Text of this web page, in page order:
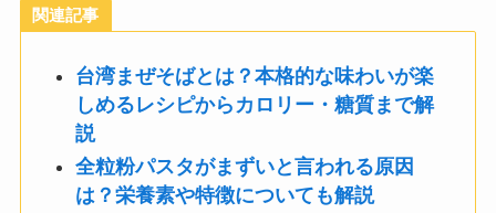
関連記事
台湾まぜそばとは？本格的な味わいが楽
しめるレシピからカロリー・糖質まで解
説
全粒粉パスタがまずいと言われる原因
は？栄養素や特徴についても解説